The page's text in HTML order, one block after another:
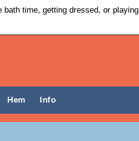
time, getting dressed, or playing
Hem Info